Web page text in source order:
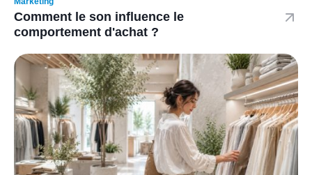
Comment le son influence le
comportement d'achat ?